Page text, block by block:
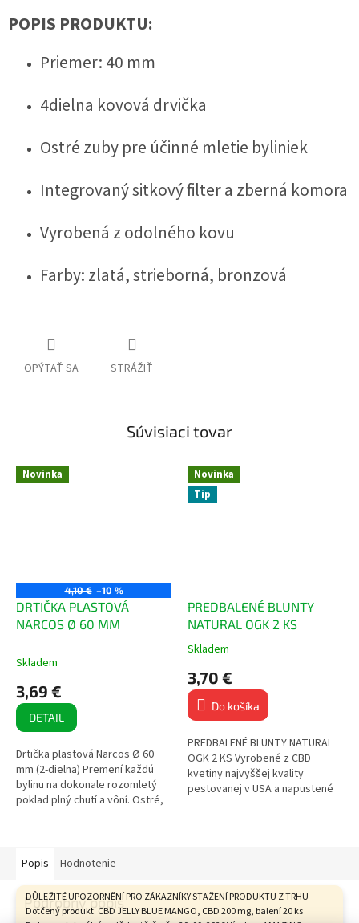
DŮLEŽITÉ UPOZORNĚNÍ PRO ZÁKAZNÍKY STAŽENÍ PRODUKTU Z TRHU
Dotčený produkt: CBD JELLY BLUE MANGO, CBD 200 mg, balení 20 ks
POPIS PRODUKTU:
Priemer: 40 mm
4dielna kovová drvička
Ostré zuby pre účinné mletie byliniek
Integrovaný sitkový filter a zberná komora
Vyrobená z odolného kovu
Farby: zlatá, strieborná, bronzová
OPÝTAŤ SA STRÁŽIŤ
Súvisiaci tovar
Novinka
4,10 € –10 %
DRTIČKA PLASTOVÁ
NARCOS Ø 60 MM
Skladem
3,69 €
DETAIL
Drtička plastová Narcos Ø 60
mm (2-dielna) Premení každú
bylinu na dokonale rozomletý
poklad plný chutí a vôní. Ostré,
Novinka
Tip
PREDBALENÉ BLUNTY
NATURAL OGK 2 KS
Priemerné
produktu
je
5,0
5
hviezdičiek.
Skladem
3,70 €
Do košíka
PREDBALENÉ BLUNTY NATURAL
OGK 2 KS Vyrobené z CBD
kvetiny najvyššej kvality
pestovanej v USA a napustené
Popis
Hodnotenie
Podrobný popis